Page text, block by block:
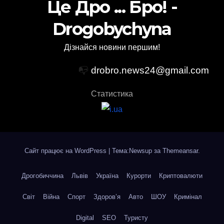
Це Дро ... Бро! -
Drogobychyna
Дізнайся новини першим!
📭 drobro.news24@gmail.com
Статистика
Сайт працює на WordPress | Тема:Newsup за Themeansar.
Дрогобиччина Львів Україна Курорти Криптовалюти
Світ Війна Спорт Здоров’я Авто ШОУ Кримінал
Digital SEO Туристу